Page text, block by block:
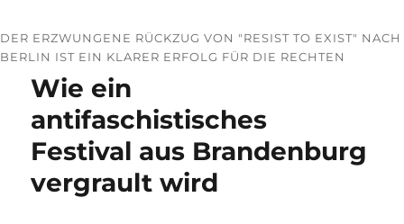
DER ERZWUNGENE RÜCKZUG VON "RESIST TO EXIST" NACH
BERLIN IST EIN KLARER ERFOLG FÜR DIE RECHTEN
Wie ein
antifaschistisches
Festival aus Brandenburg
vergrault wird